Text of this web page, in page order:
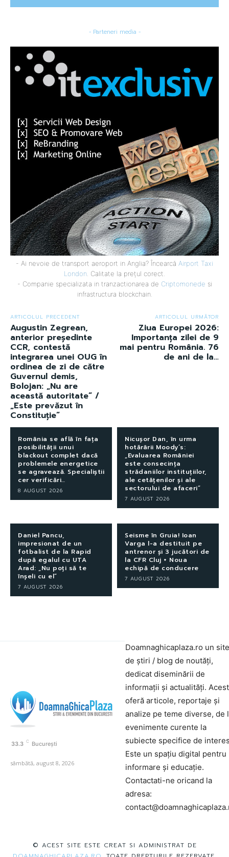
- Parteneri media -
- Ai nevoie de transport aeroport in Anglia? Încearcă Airport Taxi
London . Calitate la prețul corect.
- Companie specializata in tranzactionarea de Criptomonede si
infrastructura blockchain.
ARTICOLUL PRECEDENT
Augustin Zegrean,
anterior președinte
CCR, contestă
integrarea unei OUG în
ordinea de zi de către
Guvernul demis,
Bolojan: „Nu are
această autoritate” /
„Este prevăzut în
Constituție”
ARTICOLUL URMĂTOR
Ziua Europei 2026:
Importanța zilei de 9
mai pentru România. 76
de ani de la…
România se află în fața
posibilității unui
blackout complet dacă
problemele energetice
se agravează. Specialiștii
cer verificări…
8 AUGUST 2026
Nicușor Dan, în urma
hotărârii Moody’s:
„Evaluarea României
este consecința
strădaniilor instituțiilor,
ale cetățenilor și ale
sectorului de afaceri”
7 AUGUST 2026
Daniel Pancu,
impresionat de un
fotbalist de la Rapid
după egalul cu UTA
Arad: „Nu poți să te
înșeli cu el”
7 AUGUST 2026
Seisme în Gruia! Ioan
Varga l-a destituit pe
antrenor și 3 jucători de
la CFR Cluj + Noua
echipă de conducere
7 AUGUST 2026
33.3 C București
sâmbătă, august 8, 2026
Doamnaghicaplaza.ro un site
de știri / blog de noutăți,
dedicat diseminării de
informații și actualități.
oferă articole, reportaje și
analize pe teme diverse, de
evenimente curente la
subiecte specifice de
Este un spațiu digital pentru
informare și educație.
Contactati-ne oricand la
adresa:
© ACEST SITE ESTE CREAT SI ADMINISTRAT DE